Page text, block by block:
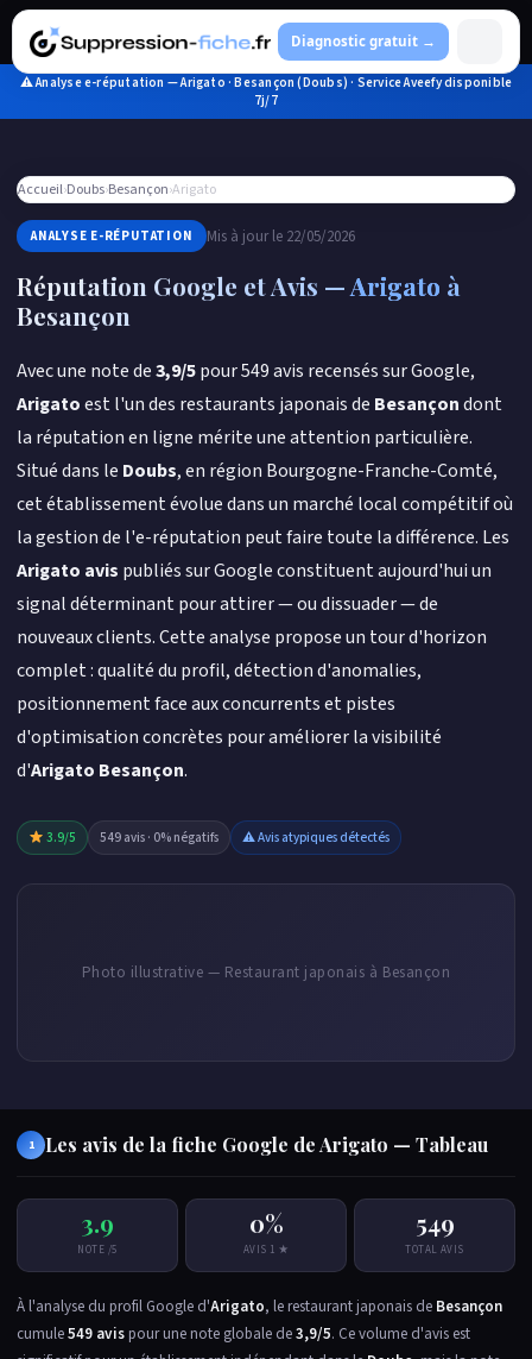
Diagnostic gratuit →
Aller
contenu
⚠ Analyse e-réputation — Arigato · Besançon (Doubs) · Service Aveefy disponible
7j/7
Accueil›Doubs›Besançon›Arigato
ANALYSE E-RÉPUTATION Mis à jour le 22/05/2026
Réputation Google et Avis —Arigato à
Besançon
Avec une note de3,9/5pour 549 avis recensés sur Google,
Arigatoest l'un des restaurants japonais de Besançondont
la réputation en ligne mérite une attention particulière.
Situé dans le Doubs, en région Bourgogne-Franche-Comté,
cet établissement évolue dans un marché local compétitif où
la gestion de l'e-réputation peut faire toute la différence. Les
Arigato avis publiés sur Google constituent aujourd'hui un
signal déterminant pour attirer — ou dissuader — de
nouveaux clients. Cette analyse propose un tour d'horizon
complet : qualité du profil, détection d'anomalies,
positionnement face aux concurrents et pistes
d'optimisation concrètes pour améliorer la visibilité
d'Arigato Besançon.
3.9/5 549 avis · 0% négatifs ⚠ Avis atypiques détectés
Photo illustrative — Restaurant japonais à Besançon
1 Les avis de la fiche Google de Arigato — Tableau
3.9
NOTE /5
0%
AVIS 1 ★
549
TOTAL AVIS
À l'analyse du profil Google d'Arigato, le restaurant japonais de Besançon
cumule549 avis pour une note globale de3,9/5. Ce volume d'avis est